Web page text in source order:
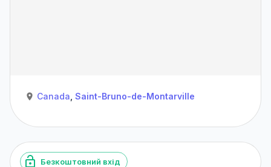
Canada, Saint-Bruno-de-Montarville
Безкоштовний вхід